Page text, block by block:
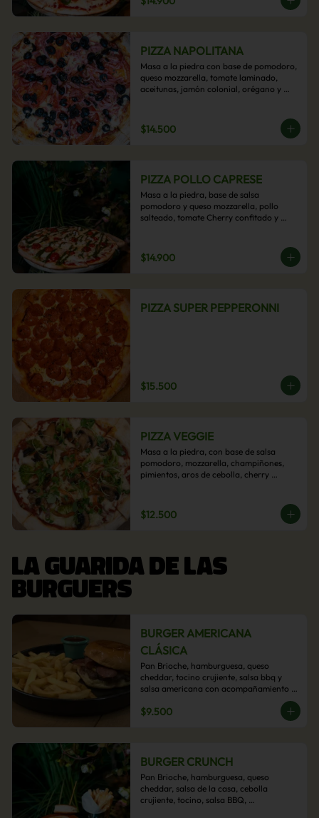
PIZZA NAPOLITANA
Masa a la piedra con base de pomodoro,
queso mozzarella, tomate laminado,
aceitunas, jamón colonial, orégano y
$14.500
PIZZA POLLO CAPRESE
Masa a la piedra, base de salsa
pomodoro y queso mozzarella, pollo
salteado, tomate Cherry confitado y
$14.900
PIZZA SUPER PEPPERONNI
$15.500
PIZZA VEGGIE
Masa a la piedra, con base de salsa
pomodoro, mozzarella, champiñones,
pimientos, aros de cebolla, cherry
$12.500
LA GUARIDA DE LAS
BURGUERS
BURGER AMERICANA
CLÁSICA
Pan Brioche, hamburguesa, queso
cheddar, tocino crujiente, salsa bbq y
salsa americana con acompañamiento
$9.500
BURGER CRUNCH
Pan Brioche, hamburguesa, queso
cheddar, salsa de la casa, cebolla
crujiente, tocino, salsa BBQ,